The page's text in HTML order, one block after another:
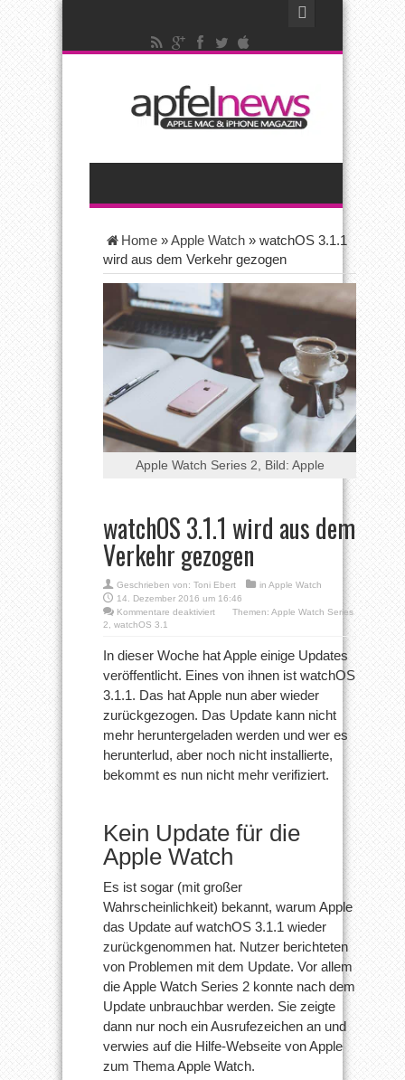
Home »Apple Watch » watchOS 3.1.1
wird aus dem Verkehr gezogen
Apple Watch Series 2, Bild: Apple
watchOS 3.1.1 wird aus dem
Verkehr gezogen
Geschrieben von: Toni Ebert in Apple Watch
14. Dezember 2016 um 16:46
Kommentare deaktiviertfür
wird
aus
dem
gezogen
Themen: Apple Watch Series
2
watchOS 3.1
In dieser Woche hat Apple einige Updates
veröffentlicht. Eines von ihnen ist watchOS
3.1.1. Das hat Apple nun aber wieder
zurückgezogen. Das Update kann nicht
mehr heruntergeladen werden und wer es
herunterlud, aber noch nicht installierte,
bekommt es nun nicht mehr verifiziert.
Kein Update für die
Apple Watch
Es ist sogar (mit großer
Wahrscheinlichkeit) bekannt, warum Apple
das Update auf watchOS 3.1.1 wieder
zurückgenommen hat. Nutzer berichteten
von Problemen mit dem Update. Vor allem
die Apple Watch Series 2 konnte nach dem
Update unbrauchbar werden. Sie zeigte
dann nur noch ein Ausrufezeichen an und
verwies auf die Hilfe-Webseite von Apple
zum Thema Apple Watch.